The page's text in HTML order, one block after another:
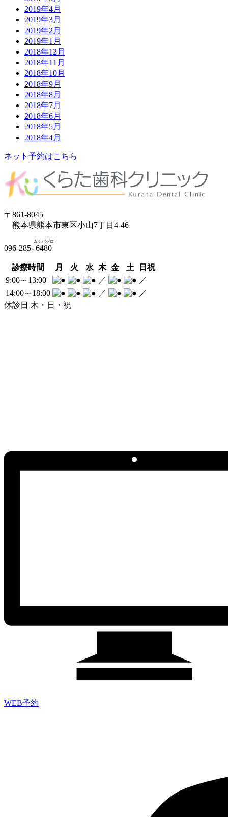
2019年4月
2019年3月
2019年2月
2019年1月
2018年12月
2018年11月
2018年10月
2018年9月
2018年8月
2018年7月
2018年6月
2018年5月
2018年4月
ネット予約はこちら
〒861-8045
熊本県熊本市東区小山7丁目4-46
096-285- 6480
ムシバゼロ
診療時間 月 火 水 木 金 土
日祝
9:00～13:00
／
／
14:00～18:00
／
／
休診日 木・日・祝
WEB予約